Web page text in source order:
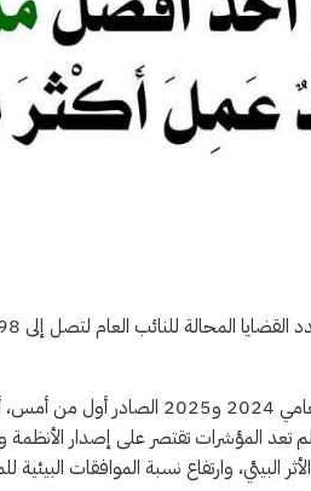
وتكشف مقارنة التقريرين السنويين
لم تعد المؤشرات تقتصر على إصدار
البيئي، وارتفاع نسبة الموافقات